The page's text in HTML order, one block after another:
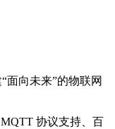
面向未来”的物联网
协议支持、百